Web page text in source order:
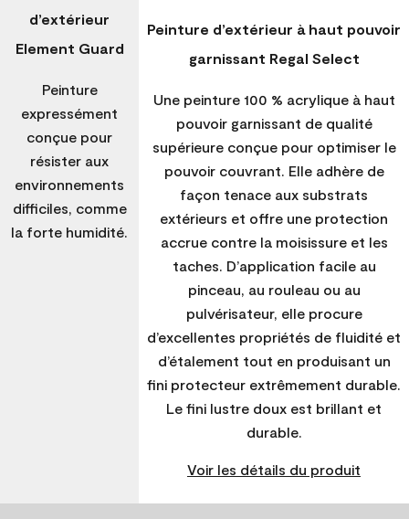
d’extérieur
Element Guard
Peinture
expressément
conçue pour
résister aux
environnements
difficiles, comme
la forte humidité.
Peinture d’extérieur à haut pouvoir
garnissant Regal Select
Une peinture 100 % acrylique à haut
pouvoir garnissant de qualité
supérieure conçue pour optimiser le
pouvoir couvrant. Elle adhère de
façon tenace aux substrats
extérieurs et offre une protection
accrue contre la moisissure et les
taches. D’application facile au
pinceau, au rouleau ou au
pulvérisateur, elle procure
d’excellentes propriétés de fluidité et
d’étalement tout en produisant un
fini protecteur extrêmement durable.
Le fini lustre doux est brillant et
durable.
Voir les détails du produit